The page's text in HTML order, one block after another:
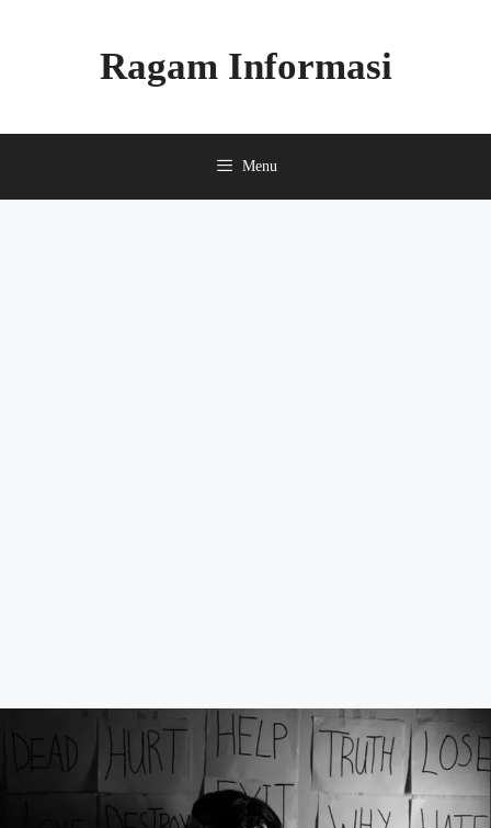
Ragam Informasi
Menu